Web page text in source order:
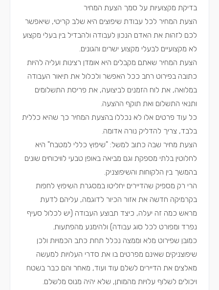
בדיקת מקצועיות על סמך הצעת המחיר
הצעת המחיר לכל עבודת שיפוצים היא שלב קריטי, שיאפשר
לכם לזהות את האדם הנכון לעבודה ולהבדיל בין בעלי מקצוע
לא מקצועיים לבעלי מקצוע ישרים והגונים.
הצעת המחיר שאתם מקבלים היא אומדן רצינות ועליה להיות
כתובה בפירוט רחב ככל האפשר ולכלול את תיאור העבודה
במלואה, את לוח הזמנים לביצועה, את פריסת התשלומים
ותנאי התשלום ואת תוקף ההצעה.
כל עוד פרטים אלו לא נכללו בהצעת המחיר כך שהיא כללית
בלבד, צריך להדליק נורה אדומה.
הצעת מחיר שבה כתוב למשל: "שיפוץ כללי למטבח" היא
לחלוטין בלתי מספקת וגם מביאה באופן טבעי לוויכוחים שונים
בהמשך בין הלקוחות והשיפוצניק.
הרי רק מספיק שהדיירים יחליטו במסגרת השיפוץ לחפות
בקרמיקה חדשה את אזור הכיור לדוגמה, עליהם לדעת
מראש כמה זה יעלה, כיצד תבוצע העבודה (יש לכלול סעיף
נפרד ומפורט לכל סוג עבודה) ולהימנע מהפתעות.
כמובן שפירוט מלא וממצה נכלל תחת כתב הכמויות ולכן
שיפוצניקים שאינם מפרטים בו את סדרי העלויות למעשה
מאלצים את הדיירים לשלם עוד ועוד, מאחר והם כבר בשטח
ויכולים לשלוף עלויות מהמותן, שלא יהיה מנוס מלשלם.